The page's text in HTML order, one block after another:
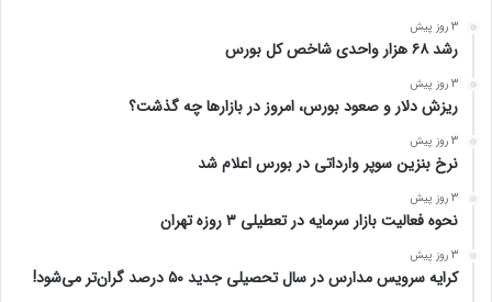
3 روز پیش
رشد ۶۸ هزار واحدی شاخص کل بورس
3 روز پیش
ریزش دلار و صعود بورس، امروز در بازارها چه گذشت؟
3 روز پیش
نرخ بنزین سوپر وارداتی در بورس اعلام شد
3 روز پیش
نحوه فعالیت بازار سرمایه در تعطیلی ۳ روزه تهران
3 روز پیش
کرایه سرویس مدارس در سال تحصیلی جدید ۵۰ درصد گران‌تر می‌شود!